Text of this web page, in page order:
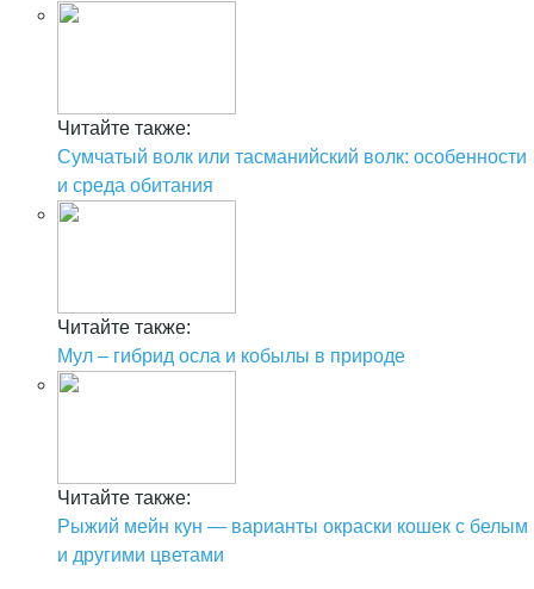
Читайте также:
Сумчатый волк или тасманийский волк: особенности
и среда обитания
Читайте также:
Мул – гибрид осла и кобылы в природе
Читайте также:
Рыжий мейн кун — варианты окраски кошек с белым
и другими цветами